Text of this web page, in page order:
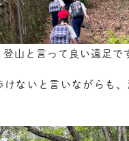
山と言って良い遠足で
けないと言いながらも